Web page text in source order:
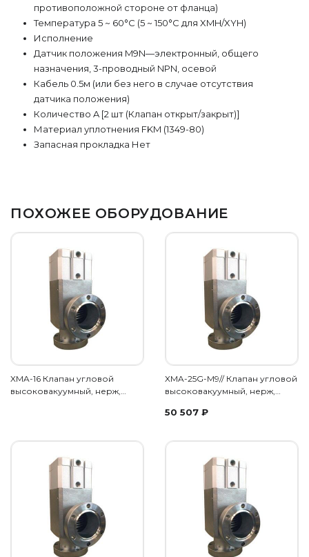
противоположной стороне от фланца)
Температура 5 ~ 60°C (5 ~ 150°C для XMH/XYH)
Исполнение
Датчик положения M9N—электронный, общего
назначения, 3-проводный NPN, осевой
Кабель 0.5м (или без него в случае отсутствия
датчика положения)
Количество A [2 шт (Клапан открыт/закрыт)]
Материал уплотнения FKM (1349-80)
Запасная прокладка Нет
ПОХОЖЕЕ ОБОРУДОВАНИЕ
XMA-16 Клапан угловой
высоковакуумный, нерж,…
XMA-25G-M9// Клапан угловой
высоковакуумный, нерж,…
50 507 ₽